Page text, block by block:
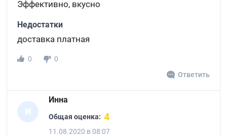
Эффективно, вкусно
Недостатки
доставка платная
0
0
Ответить
И
Инна
Общая оценка: 4
11.08.2020 в 08:07